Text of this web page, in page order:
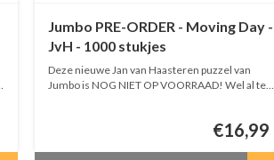
Jumbo PRE-ORDER - Moving Day -
JvH - 1000 stukjes
Deze nieuwe Jan van Haasteren puzzel van
Jumbo is NOG NIET OP VOORRAAD! Wel al te
€16,99